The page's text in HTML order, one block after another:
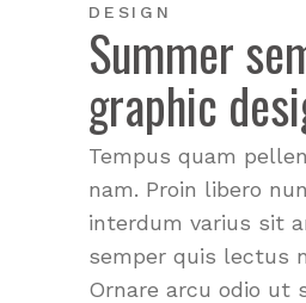
DESIGN
Summer
graphic
Tempus quam
nam. Proin libero
interdum varius sit
semper quis lectus
Ornare arcu odio ut